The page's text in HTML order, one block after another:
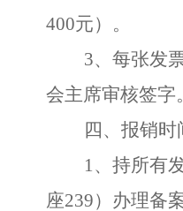
400元）。
3、每张发
会主席审核签字
四、报销时
1、持所有
座239）办理备